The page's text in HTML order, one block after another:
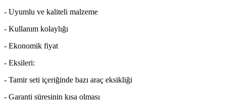
- Uyumlu ve kaliteli malzeme
- Kullanım kolaylığı
- Ekonomik fiyat
- Eksileri:
- Tamir seti içeriğinde bazı araç eksikliği
- Garanti süresinin kısa olması